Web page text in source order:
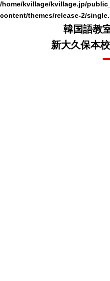
/home/kvillage/kvillage.jp/
content/themes/release-2/
韓国語教
新大久保本